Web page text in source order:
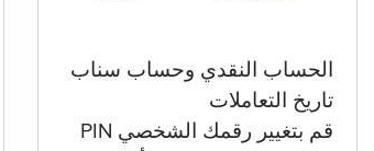
الحساب النقدي وحساب سناب
تاريخ التعاملات
قم بتغيير رقمك الشخصي PIN